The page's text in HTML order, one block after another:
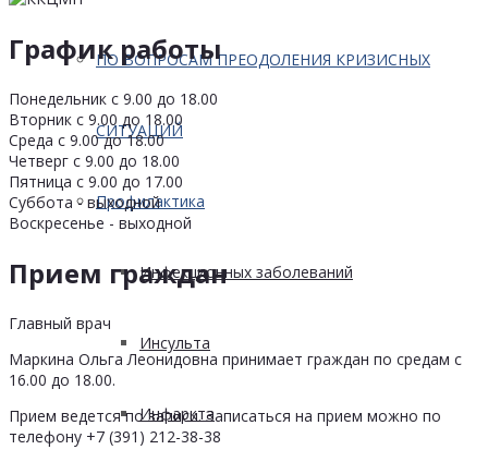
ПО ВОПРОСАМ ПРЕОДОЛЕНИЯ КРИЗИСНЫХ
СИТУАЦИЙ
Профилактика
Инфекционных заболеваний
Инсульта
Инфаркта
График работы
Понедельник с 9.00 до 18.00
Вторник с 9.00 до 18.00
Среда с 9.00 до 18.00
Четверг с 9.00 до 18.00
Пятница с 9.00 до 17.00
Суббота - выходной
Воскресенье - выходной
Прием граждан
Главный врач
Маркина Ольга Леонидовна принимает граждан по средам с
16.00 до 18.00.
Прием ведется по записи. Записаться на прием можно по
телефону +7 (391) 212-38-38